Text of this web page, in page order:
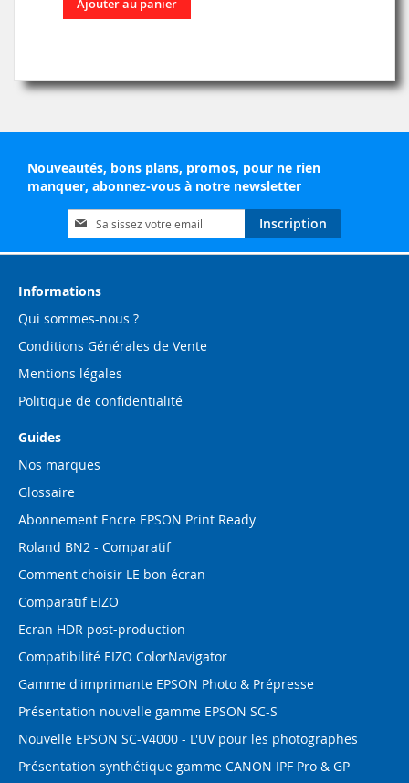
Ajouter au panier
Nouveautés, bons plans, promos, pour ne rien
manquer, abonnez-vous à notre newsletter
Inscription
à
notre
d’information
Inscription
Informations
Qui sommes-nous ?
Conditions Générales de Vente
Mentions légales
Politique de confidentialité
Guides
Nos marques
Glossaire
Abonnement Encre EPSON Print Ready
Roland BN2 - Comparatif
Comment choisir LE bon écran
Comparatif EIZO
Ecran HDR post-production
Compatibilité EIZO ColorNavigator
Gamme d'imprimante EPSON Photo & Prépresse
Présentation nouvelle gamme EPSON SC-S
Nouvelle EPSON SC-V4000 - L'UV pour les photographes
Présentation synthétique gamme CANON IPF Pro & GP